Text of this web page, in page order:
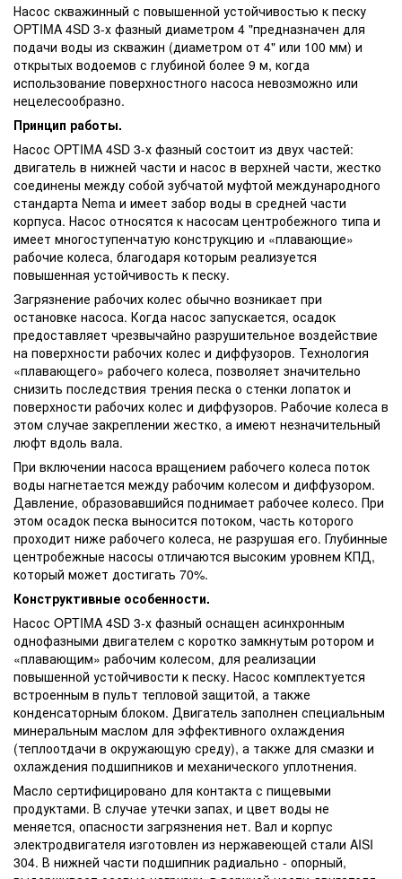
Насос скважинный с повышенной устойчивостью к песку
OPTIMA 4SD 3-х фазный диаметром 4 "предназначен для
подачи воды из скважин (диаметром от 4" или 100 мм) и
открытых водоемов с глубиной более 9 м, когда
использование поверхностного насоса невозможно или
нецелесообразно.
Принцип работы.
Насос OPTIMA 4SD 3-х фазный состоит из двух частей:
двигатель в нижней части и насос в верхней части, жестко
соединены между собой зубчатой ​​муфтой международного
стандарта Nema и имеет забор воды в средней части
корпуса. Насос относятся к насосам центробежного типа и
имеет многоступенчатую конструкцию и «плавающие»
рабочие колеса, благодаря которым реализуется
повышенная устойчивость к песку.
Загрязнение рабочих колес обычно возникает при
остановке насоса. Когда насос запускается, осадок
предоставляет чрезвычайно разрушительное воздействие
на поверхности рабочих колес и диффузоров. Технология
«плавающего» рабочего колеса, позволяет значительно
снизить последствия трения песка о стенки лопаток и
поверхности рабочих колес и диффузоров. Рабочие колеса в
этом случае закреплении жестко, а имеют незначительный
люфт вдоль вала.
При включении насоса вращением рабочего колеса поток
воды нагнетается между рабочим колесом и диффузором.
Давление, образовавшийся поднимает рабочее колесо. При
этом осадок песка выносится потоком, часть которого
проходит ниже рабочего колеса, не разрушая его. Глубинные
центробежные насосы отличаются высоким уровнем КПД,
который может достигать 70%.
Конструктивные особенности.
Насос OPTIMA 4SD 3-х фазный оснащен асинхронным
однофазными двигателем с коротко замкнутым ротором и
«плавающим» рабочим колесом, для реализации
повышенной устойчивости к песку. Насос комплектуется
встроенным в пульт тепловой защитой, а также
конденсаторным блоком. Двигатель заполнен специальным
минеральным маслом для эффективного охлаждения
(теплоотдачи в окружающую среду), а также для смазки и
охлаждения подшипников и механического уплотнения.
Масло сертифицировано для контакта с пищевыми
продуктами. В случае утечки запах, и цвет воды не
меняется, опасности загрязнения нет. Вал и корпус
электродвигателя изготовлен из нержавеющей стали AISI
304. В нижней части подшипник радиально - опорный,